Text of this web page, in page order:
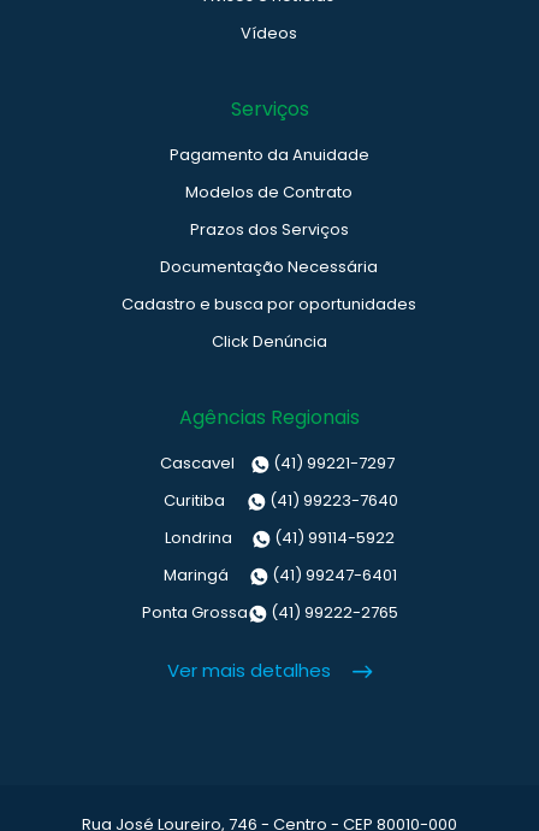
Vídeos
Serviços
Pagamento da Anuidade
Modelos de Contrato
Prazos dos Serviços
Documentação Necessária
Cadastro e busca por oportunidades
Click Denúncia
Agências Regionais
Cascavel
(41) 99221-7297
Curitiba
(41) 99223-7640
Londrina
(41) 99114-5922
Maringá
(41) 99247-6401
Ponta Grossa
(41) 99222-2765
Ver mais detalhes
Rua José Loureiro, 746 - Centro - CEP 80010-000